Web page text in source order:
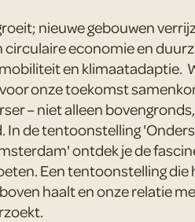
nieuwe gebouwen
circulaire economie en
en klimaatadaptie.
onze toekomst
– niet alleen
In de tentoonstelling
ontdek je de
Een tentoonstelling
haalt en onze relatie